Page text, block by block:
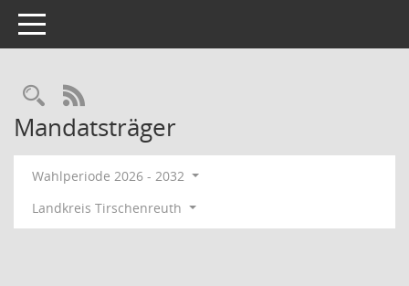
Toggle navigation
Rechercheauswahl
RSS-Feed
Mandatsträger
Wahlperiode 2026 - 2032
Landkreis Tirschenreuth